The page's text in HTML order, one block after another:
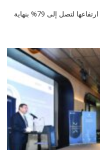
واصلت معدلات الشمول المالي في مصر ارتفاعها لتصل إلى 79% بنهاية